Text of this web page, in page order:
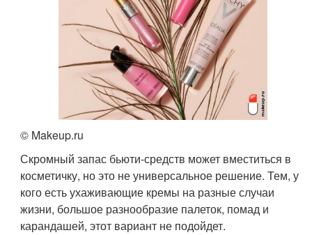
© Makeup.ru
Скромный запас бьюти-средств может вместиться в
косметичку, но это не универсальное решение. Тем, у
кого есть ухаживающие кремы на разные случаи
жизни, большое разнообразие палеток, помад и
карандашей, этот вариант не подойдет.